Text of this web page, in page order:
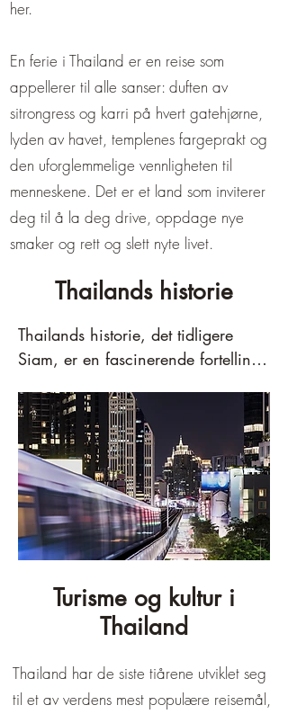
her.
En ferie i Thailand er en reise som
appellerer til alle sanser: duften av
sitrongress og karri på hvert gatehjørne,
lyden av havet, templenes fargeprakt og
den uforglemmelige vennligheten til
menneskene. Det er et land som inviterer
deg til å la deg drive, oppdage nye
smaker og rett og slett nyte livet.
Thailands historie
Thailands historie, det tidligere
Siam, er en fascinerende fortelling
blomstring og motstand mot
kolonisering, som strekker seg over
århundrer.
Røttene går langt tilbake, til tiden
med de tidlige kongedømmene som
formet dagens territorium. Et av de
Sukhothai-kongedømmet, som
oppsto på 1200-tallet. Det regnes
vugge, for her ble den thailandske
skriften, theravada-buddhismen og
Turisme og kultur i
Thailand
Thailand har de siste tiårene utviklet seg
til et av verdens mest populære reisemål,